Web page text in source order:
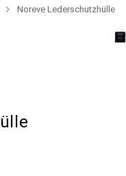
Noreve Lederschutzhülle